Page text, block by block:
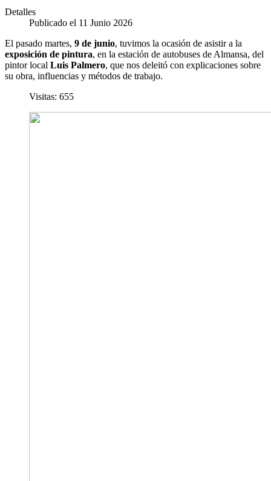
Detalles
Publicado el 11 Junio 2026
El pasado martes, 9 de junio, tuvimos la ocasión de asistir a la
exposición de pintura, en la estación de autobuses de Almansa, del
pintor local Luis Palmero, que nos deleitó con explicaciones sobre
su obra, influencias y métodos de trabajo.
Visitas: 655